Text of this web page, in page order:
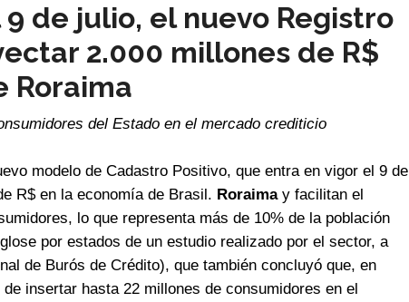
de julio, el nuevo Registro
2.000 millones de R$
Roraima
del Estado en el mercado crediticio
modelo de Cadastro Positivo, que entra en vigor el 9 de
R$ en la economía de Brasil. Roraimay facilitan el
lo que representa más de 10% de la población
por estados de un estudio realizado por el sector, a
de Burós de Crédito), que también concluyó que, en
insertar hasta 22 millones de consumidores en el